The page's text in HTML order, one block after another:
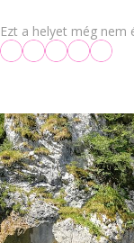
Ezt a helyet még nem